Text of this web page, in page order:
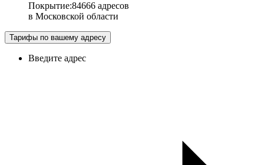
Покрытие:84666 адресов
в Московской области
Тарифы по вашему адресу
Введите адрес